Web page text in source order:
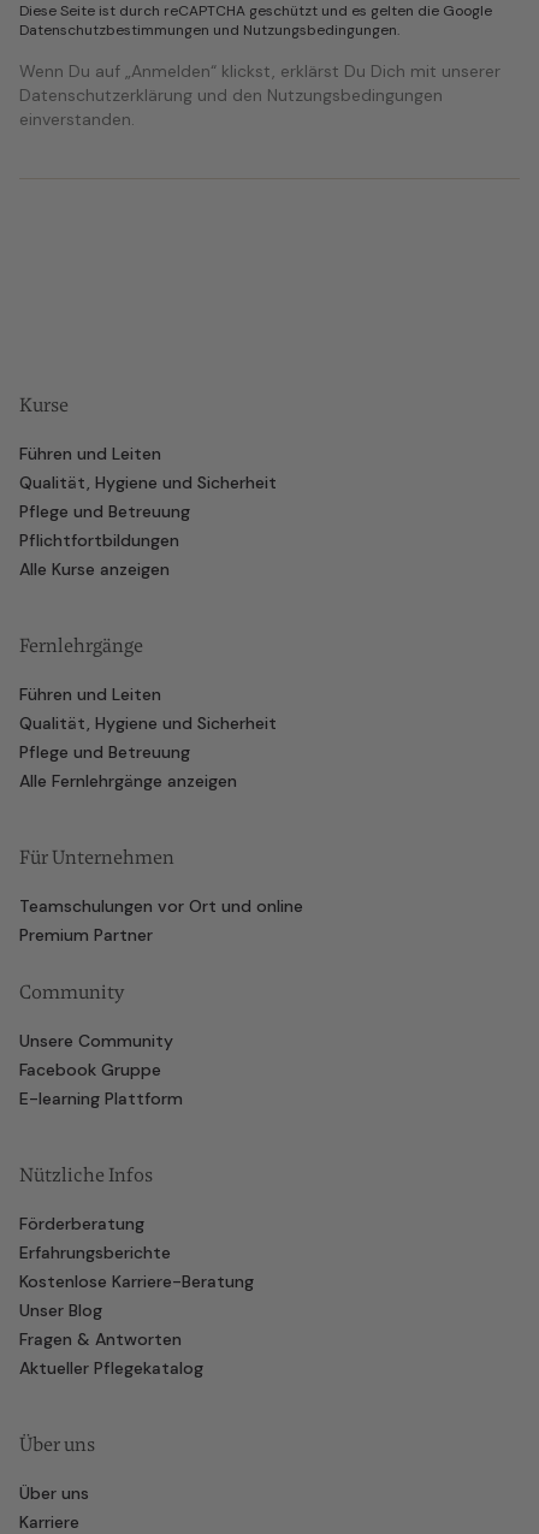
Diese Seite ist durch reCAPTCHA geschützt und es gelten die Google
Datenschutzbestimmungen und Nutzungsbedingungen.
Wenn Du auf „Anmelden“ klickst, erklärst Du Dich mit unserer
Datenschutzerklärung und den Nutzungsbedingungen
einverstanden.
Kurse
Führen und Leiten
Qualität, Hygiene und Sicherheit
Pflege und Betreuung
Pflichtfortbildungen
Alle Kurse anzeigen
Fernlehrgänge
Führen und Leiten
Qualität, Hygiene und Sicherheit
Pflege und Betreuung
Alle Fernlehrgänge anzeigen
Für Unternehmen
Teamschulungen vor Ort und online
Premium Partner
Community
Unsere Community
Facebook Gruppe
E-learning Plattform
Nützliche Infos
Förderberatung
Erfahrungsberichte
Kostenlose Karriere-Beratung
Unser Blog
Fragen & Antworten
Aktueller Pflegekatalog
Über uns
Über uns
Karriere